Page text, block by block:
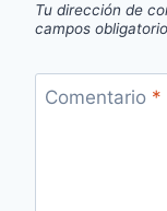
Tu dirección de
campos
Comentario *